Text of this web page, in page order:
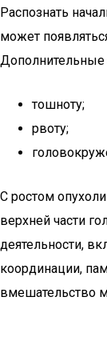
Распознать
может
тошноту;
рвоту;
С ростом
верхней части
деятельности,
координации,
вмешательство